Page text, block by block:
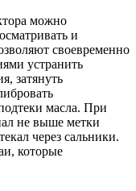
можно
и
своевременно
устранить
затянуть
масла. При
не выше метки
через сальники.
которые